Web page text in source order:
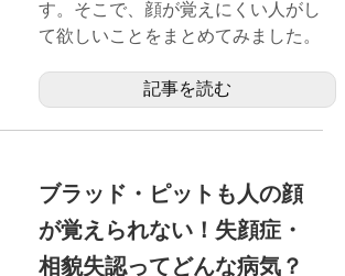
す。そこで、顔が覚えにくい人がし
て欲しいことをまとめてみました。
記事を読む
ブラッド・ピットも人の顔
が覚えられない！失顔症・
相貌失認ってどんな病気？